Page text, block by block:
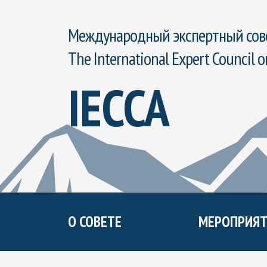
Международный экспертный
The International Expert Council
IECCA
О СОВЕТЕ